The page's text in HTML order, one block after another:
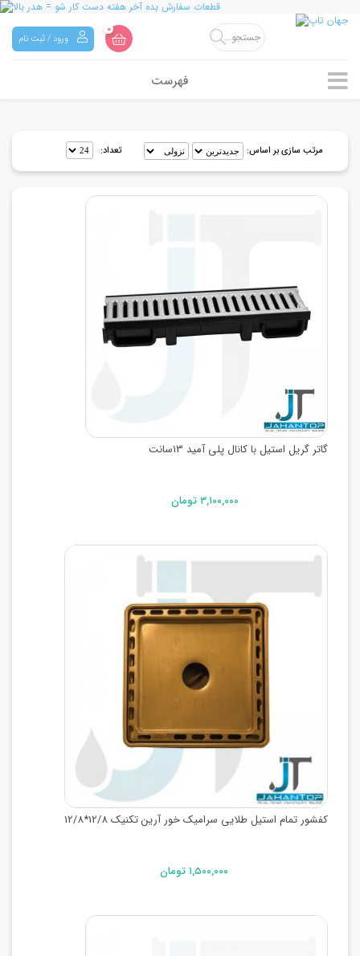
0
ورود / ثبت نام
فهرست
مرتب سازی بر اساس: تعداد:
گاتر گریل استیل با کانال پلی آمید 13سانت
۳,۱۰۰,۰۰۰ تومان
کفشور تمام استیل طلایی سرامیک خور آرین تکنیک 12/8*12/8
۱,۵۰۰,۰۰۰ تومان